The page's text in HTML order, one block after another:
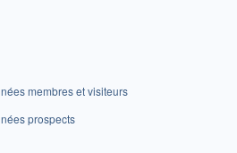
membres et visiteurs
prospects